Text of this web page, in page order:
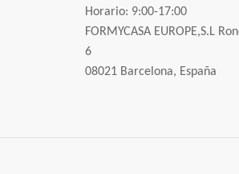
Horario: 9:00-17:00
FORMYCASA EUROPE,S.L
6
08021 Barcelona, España